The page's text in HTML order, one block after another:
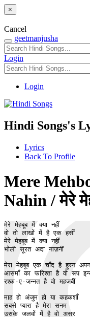
×
Cancel
geetmanjusha
Login
Login
Hindi Songs's
Lyrics
Back To Profile
Mere
Nahin / मेरे
मेरे मेहबूब में क्या नहीं
वो तो लाखों में है एक हसीं
मेरे मेहबूब में क्या नहीं
भोली सूरत अदा नाज़नीं
मेरा मेहबूब एक चाँद है हुस्न
आसमाँ का फरिश्ता है वो रूप
रश्क़-ए-जन्नत है वो महजबीं
माह हो अंजुम हो या कहकशाँ
सबसे प्यारा है मेरा सनम
उसके जलवों में है वो असर